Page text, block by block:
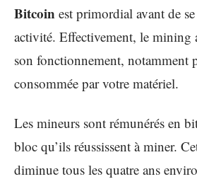
Bitcoin est primordial avant de
activité. Effectivement, le mining
son fonctionnement, notamment
consommée par votre matériel.
Les mineurs sont rémunérés en
bloc qu’ils réussissent à miner.
diminue tous les quatre ans